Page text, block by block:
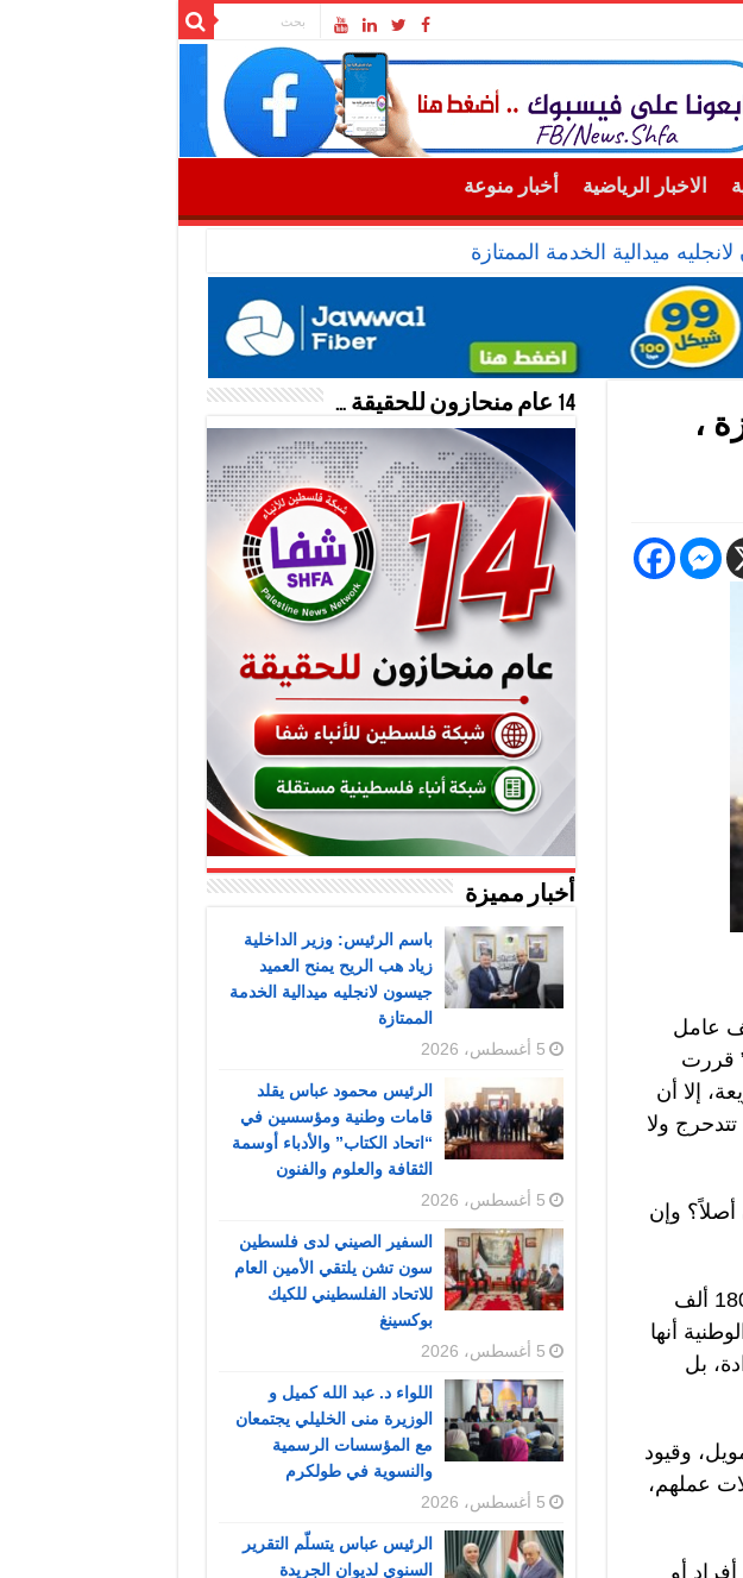
الاخبار الرياضية أخبار منوعة
ميدالية الخدمة الممتازة
،
العمل بعد السابع من أكتوبر، وُضع أكثر من 180 ألف عامل
” قررت
إلا أن
ولا
أصلاً؟ وإن
لكن السوق الفلسطيني في الضفة الغربية وقطاع غزة لا يمكنه استيعاب 180 ألف
أنها
بل
وقيود
عملهم،
أو
14 عام منحازون للحقيقة …
أخبار مميزة
باسم الرئيس: وزير الداخلية
زياد هب الريح يمنح العميد
جيسون لانجليه ميدالية الخدمة
الممتازة
5 أغسطس، 2026
الرئيس محمود عباس يقلد
قامات وطنية ومؤسسين في
“اتحاد الكتاب” والأدباء أوسمة
الثقافة والعلوم والفنون
5 أغسطس، 2026
السفير الصيني لدى فلسطين
سون تشن يلتقي الأمين العام
للاتحاد الفلسطيني للكيك
بوكسينغ
5 أغسطس، 2026
اللواء د. عبد الله كميل و
الوزيرة منى الخليلي يجتمعان
مع المؤسسات الرسمية
والنسوية في طولكرم
5 أغسطس، 2026
الرئيس عباس يتسلّم التقرير
السنوي لديوان الجريدة